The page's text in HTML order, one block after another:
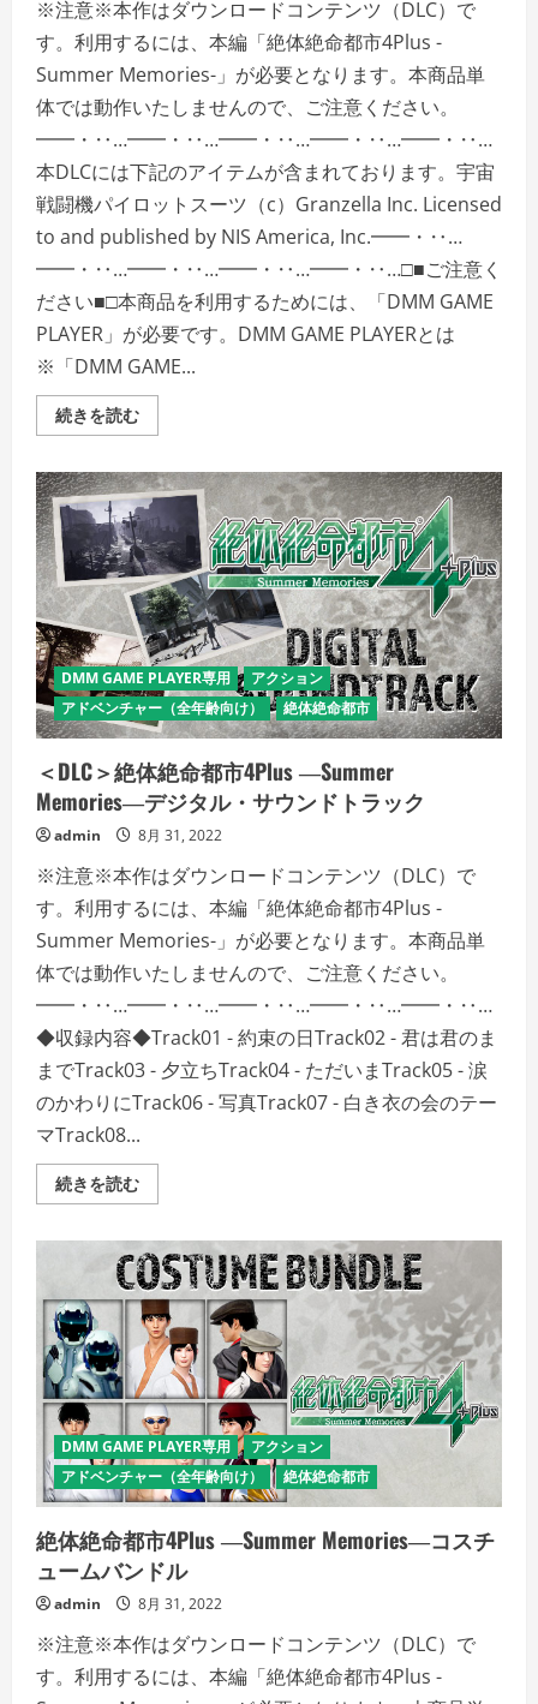
ご
覧
く
だ
さ
※注意※本作はダウンロードコンテンツ（DLC）で
す。利用するには、本編「絶体絶命都市4Plus -
Summer Memories-」が必要となります。本商品単
体では動作いたしませんので、ご注意ください。
━━・‥…━━・‥…━━・‥…━━・‥…━━・‥…
本DLCには下記のアイテムが含まれております。宇宙
戦闘機パイロットスーツ（c）Granzella Inc. Licensed
to and published by NIS America, Inc.━━・‥…
━━・‥…━━・‥…━━・‥…━━・‥…□■ご注意く
ださい■□本商品を利用するためには、「DMM GAME
PLAYER」が必要です。DMM GAME PLAYERとは
※「DMM GAME...
続きを読む＜
DLC
体
絶
命
都
市
4Plus
―Summer
Memories―
宇
宙
戦
闘
機
パ
イ
ロ
ト
ス
ー
ツ
の
詳
細
を
ご
覧
く
だ
さ
い
DMM GAME PLAYER専用
アクション
アドベンチャー（全年齢向け）
絶体絶命都市
＜DLC＞絶体絶命都市4Plus ―Summer
Memories―デジタル・サウンドトラック
admin 8月 31, 2022
※注意※本作はダウンロードコンテンツ（DLC）で
す。利用するには、本編「絶体絶命都市4Plus -
Summer Memories-」が必要となります。本商品単
体では動作いたしませんので、ご注意ください。
━━・‥…━━・‥…━━・‥…━━・‥…━━・‥…
◆収録内容◆Track01 - 約束の日Track02 - 君は君のま
までTrack03 - 夕立ちTrack04 - ただいまTrack05 - 涙
のかわりにTrack06 - 写真Track07 - 白き衣の会のテー
マTrack08...
続きを読む＜
DLC
体
絶
命
都
市
4Plus
―Summer
Memories―
デ
ジ
タ
ル・
サ
ウ
ン
ド
ラ
ッ
ク
の
詳
を
ご
覧
く
DMM GAME PLAYER専用
アクション
アドベンチャー（全年齢向け）
絶体絶命都市
絶体絶命都市4Plus ―Summer Memories―コスチ
ュームバンドル
admin 8月 31, 2022
※注意※本作はダウンロードコンテンツ（DLC）で
す。利用するには、本編「絶体絶命都市4Plus -